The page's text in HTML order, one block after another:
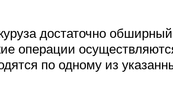
достаточно
операции
по одному из